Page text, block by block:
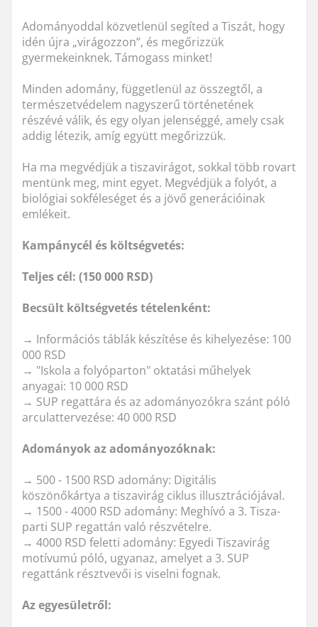
Adományoddal közvetlenül segíted a Tiszát, hogy
idén újra „virágozzon”, és megőrizzük
gyermekeinknek. Támogass minket!
Minden adomány, függetlenül az összegtől, a
természetvédelem nagyszerű történetének
részévé válik, és egy olyan jelenséggé, amely csak
addig létezik, amíg együtt megőrizzük.
Ha ma megvédjük a tiszavirágot, sokkal több rovart
mentünk meg, mint egyet. Megvédjük a folyót, a
biológiai sokféleséget és a jövő generációinak
emlékeit.
Kampánycél és költségvetés:
Teljes cél: (150 000 RSD)
Becsült költségvetés tételenként:
→ Információs táblák készítése és kihelyezése: 100
000 RSD
→ "Iskola a folyóparton" oktatási műhelyek
anyagai: 10 000 RSD
→ SUP regattára és az adományozókra szánt póló
arculattervezése: 40 000 RSD
Adományok az adományozóknak:
→ 500 - 1500 RSD adomány: Digitális
köszönőkártya a tiszavirág ciklus illusztrációjával.
→ 1500 - 4000 RSD adomány: Meghívó a 3. Tisza-
parti SUP regattán való részvételre.
→ 4000 RSD feletti adomány: Egyedi Tiszavirág
motívumú póló, ugyanaz, amelyet a 3. SUP
regattánk résztvevői is viselni fognak.
Az egyesületről: